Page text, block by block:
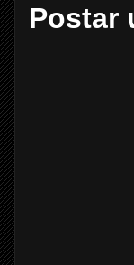
Postar